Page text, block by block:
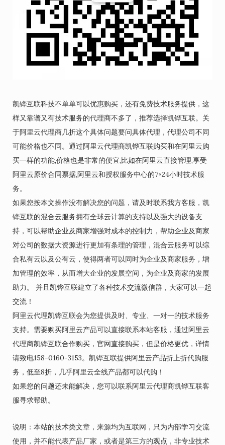
凯铧互联科技不单单可以优惠购买，还有免费技术服务提供，这
样又靠谱又有技术服务的代理商不多了，推荐选择凯铧互联。关
于阿里云代理商几折这个具体问题要问具体代理，代理公司不同
可能价格也不同。通过阿里云代理商凯铧互联购买和在阿里云购
买一样的功能,价格也是非常的便宜,比如在阿里云直接管理,享受
阿里云原价合同票据,阿里云和授权服务中心的7×24小时技术服
务。
如果您按本文操作没有解决您的问题，请及时联系我方客服，凯
铧互联的混合云服务拥有全球云计算的支持以及强大的设备支
持，可以帮助企业及商家增强对成本的控制力，帮助企业及商家
对公司的数据大资源进行更加有条理的管理，混合云服务可以综
合私有云以及公有云，使得两者可以同时为企业及商家服务，增
加管理的效率，从而增大企业的发展空间，为企业及商家的发展
助力。 并且凯铧互联建立了各种技术交流微信群，大家可以一起
交流！
阿里云代理凯铧互联会为您提供及时、专业、一对一的技术服务
支持。需要购买阿里云产品可以直接联系本站客服，通过阿里云
代理商凯铧互联合作购买，官网直接购买，但是价格更优，详情
请致电158-0160-3153。凯铧互联提供阿里云产品折上折代购服
务，低至8折，几乎阿里云全线产品都可以代购！
如果您的问题还未能解决，您可以联系阿里云代理商凯铧互联客
服寻求帮助。
说明：本站的技术类文章，来源均为互联网，只为内部学习交流
使用，并不能代表产品厂家，或者是第三方的观点，非专业技术